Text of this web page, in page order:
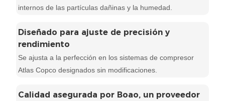
internos de las partículas dañinas y la humedad.
Diseñado para ajuste de precisión y
rendimiento
Se ajusta a la perfección en los sistemas de compresor
Atlas Copco designados sin modificaciones.
Calidad asegurada por Boao, un proveedor